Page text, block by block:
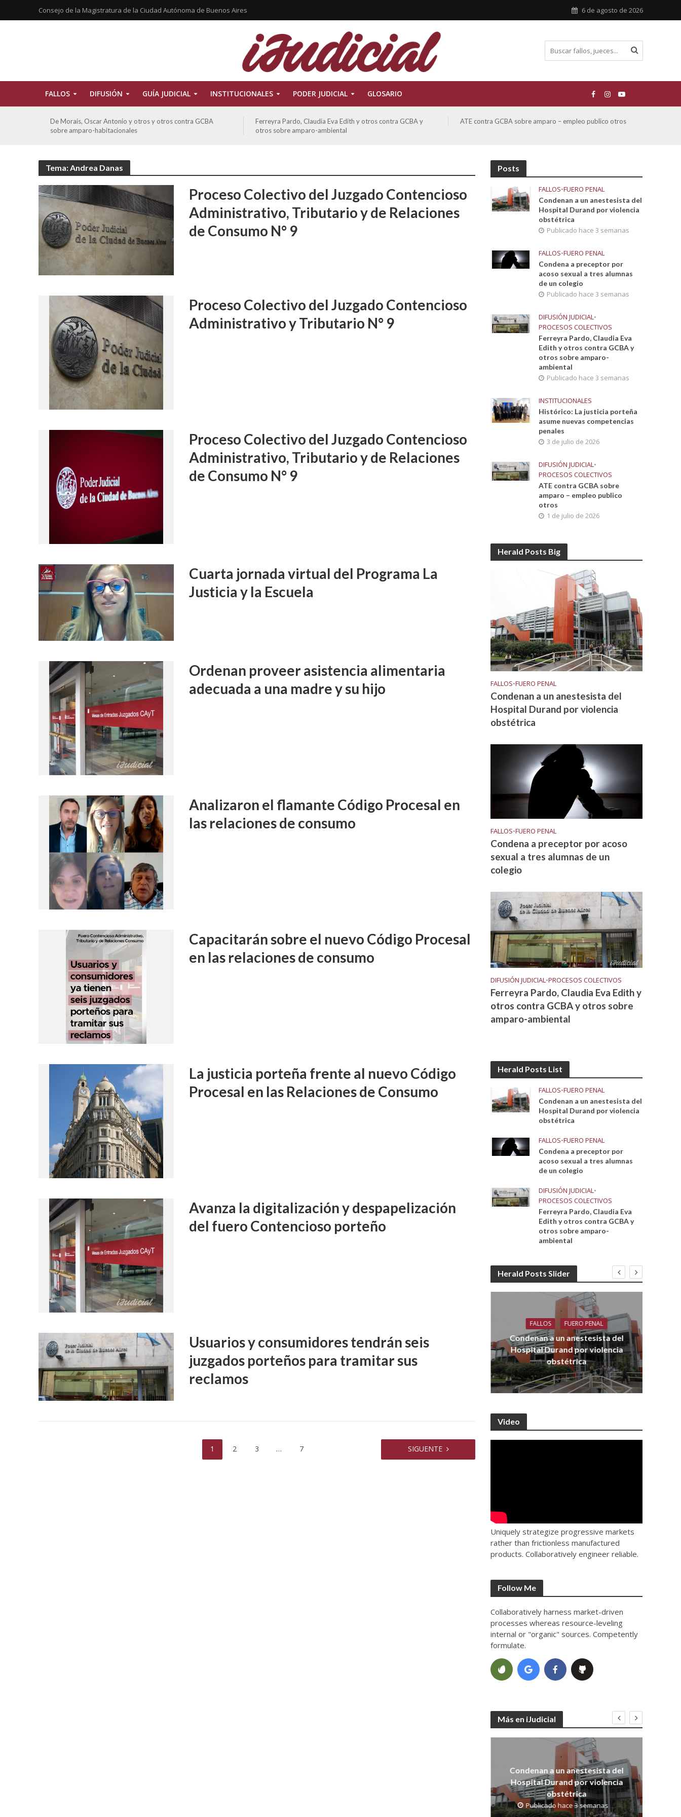
Consejo de la Magistratura de la Ciudad Autónoma de Buenos Aires 6 de agosto de 2026
FALLOS DIFUSIÓN GUÍA JUDICIAL INSTITUCIONALES PODER JUDICIAL GLOSARIO
De Morais, Oscar Antonio y otros y otros contra GCBA
sobre amparo-habitacionales
Ferreyra Pardo, Claudia Eva Edith y otros contra GCBA y
otros sobre amparo-ambiental
ATE contra GCBA sobre amparo – empleo publico otros
Tema: Andrea Danas
Proceso Colectivo del Juzgado Contencioso
Administrativo, Tributario y de Relaciones
de Consumo N° 9
Proceso Colectivo del Juzgado Contencioso
Administrativo y Tributario N° 9
Proceso Colectivo del Juzgado Contencioso
Administrativo, Tributario y de Relaciones
de Consumo N° 9
Cuarta jornada virtual del Programa La
Justicia y la Escuela
Ordenan proveer asistencia alimentaria
adecuada a una madre y su hijo
Analizaron el flamante Código Procesal en
las relaciones de consumo
Capacitarán sobre el nuevo Código Procesal
en las relaciones de consumo
La justicia porteña frente al nuevo Código
Procesal en las Relaciones de Consumo
Avanza la digitalización y despapelización
del fuero Contencioso porteño
Usuarios y consumidores tendrán seis
juzgados porteños para tramitar sus
reclamos
1 2 3 … 7 SIGUENTE
Posts
FALLOS•FUERO PENAL
Condenan a un anestesista del
Hospital Durand por violencia
obstétrica
Publicado hace 3 semanas
FALLOS•FUERO PENAL
Condena a preceptor por
acoso sexual a tres alumnas
de un colegio
Publicado hace 3 semanas
DIFUSIÓN JUDICIAL•
PROCESOS COLECTIVOS
Ferreyra Pardo, Claudia Eva
Edith y otros contra GCBA y
otros sobre amparo-
ambiental
Publicado hace 3 semanas
INSTITUCIONALES
Histórico: La justicia porteña
asume nuevas competencias
penales
3 de julio de 2026
DIFUSIÓN JUDICIAL•
PROCESOS COLECTIVOS
ATE contra GCBA sobre
amparo – empleo publico
otros
1 de julio de 2026
Herald Posts Big
FALLOS•FUERO PENAL
Condenan a un anestesista del
Hospital Durand por violencia
obstétrica
FALLOS•FUERO PENAL
Condena a preceptor por acoso
sexual a tres alumnas de un
colegio
DIFUSIÓN JUDICIAL•PROCESOS COLECTIVOS
Ferreyra Pardo, Claudia Eva Edith y
otros contra GCBA y otros sobre
amparo-ambiental
Herald Posts List
FALLOS•FUERO PENAL
Condenan a un anestesista del
Hospital Durand por violencia
obstétrica
FALLOS•FUERO PENAL
Condena a preceptor por
acoso sexual a tres alumnas
de un colegio
DIFUSIÓN JUDICIAL•
PROCESOS COLECTIVOS
Ferreyra Pardo, Claudia Eva
Edith y otros contra GCBA y
otros sobre amparo-
ambiental
Herald Posts Slider
Histórico: La justicia porteña
asume nuevas competencias
penales
ATE contra GCBA sobre amparo
– empleo publico otros
FALLOS FUERO PENAL
Condenan a un anestesista del
Hospital Durand por violencia
obstétrica
Video
Uniquely strategize progressive markets
rather than frictionless manufactured
products. Collaboratively engineer reliable.
Follow Me
Collaboratively harness market-driven
processes whereas resource-leveling
internal or "organic" sources. Competently
formulate.
Más en iJudicial
Condenan a un anestesista del
Hospital Durand por violencia
obstétrica
Publicado hace 3 semanas